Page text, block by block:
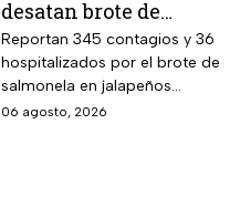
desatan brote de
salmonella en 27
estados de EUA
Reportan 345 contagios y 36
hospitalizados por el brote de
salmonela en jalapeños
exportados desde México
06 agosto, 2026